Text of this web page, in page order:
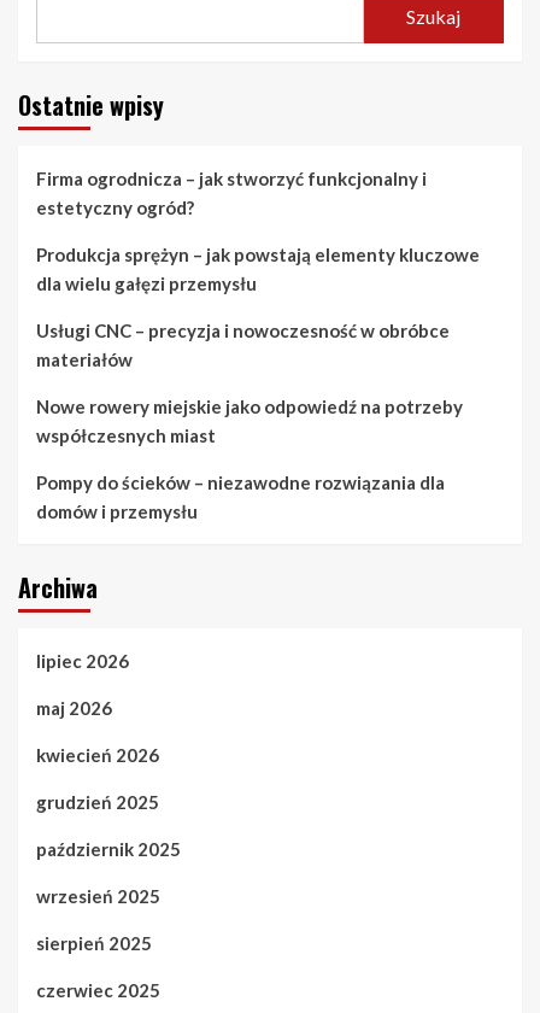
Szukaj
Ostatnie wpisy
Firma ogrodnicza – jak stworzyć funkcjonalny i
estetyczny ogród?
Produkcja sprężyn – jak powstają elementy kluczowe
dla wielu gałęzi przemysłu
Usługi CNC – precyzja i nowoczesność w obróbce
materiałów
Nowe rowery miejskie jako odpowiedź na potrzeby
współczesnych miast
Pompy do ścieków – niezawodne rozwiązania dla
domów i przemysłu
Archiwa
lipiec 2026
maj 2026
kwiecień 2026
grudzień 2025
październik 2025
wrzesień 2025
sierpień 2025
czerwiec 2025